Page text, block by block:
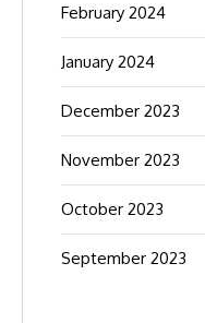
February 2024
January 2024
December 2023
November 2023
October 2023
September 2023